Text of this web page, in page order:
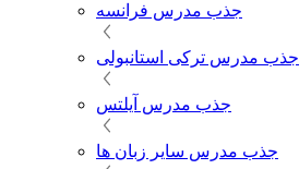
جذب مدرس فرانسه
جذب مدرس ترکی استانبولی
جذب مدرس آیلتس
جذب مدرس سایر زبان ها